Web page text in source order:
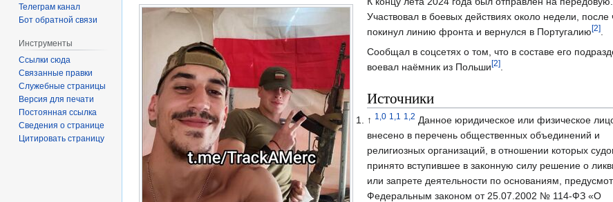
Участвовал в боевых действиях около недели, после
покинул линию фронта и вернулся в Португалию[2].
Сообщал в соцсетях о том, что в составе его
воевал наёмник из Польши[2].
Источники
↑ 1,0 1,1 1,2 Данное юридическое или физическое
внесено в перечень общественных объединений и
религиозных организаций, в отношении которых
принято вступившее в законную силу решение о
или запрете деятельности по основаниям,
Федеральным законом от 25.07.2002 № 114-ФЗ «О
Телеграм канал
Бот обратной связи
Инструменты
Ссылки сюда
Связанные правки
Служебные страницы
Версия для печати
Постоянная ссылка
Сведения о странице
Цитировать страницу